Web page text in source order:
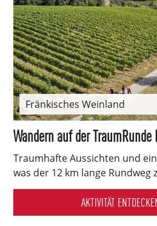
Fränkisches Weinland
Wandern auf der
Traumhafte Aussichten und
was der 12 km lange Rundweg
AKTIVITÄT